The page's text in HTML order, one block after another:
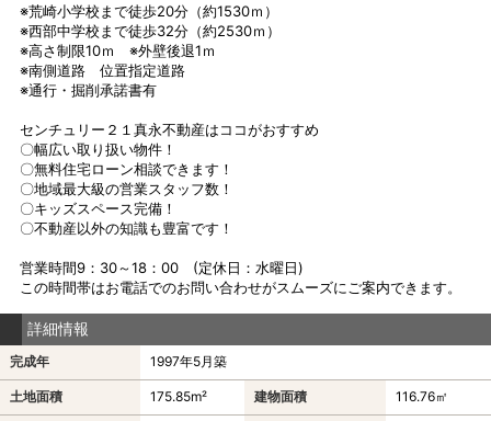
※荒崎小学校まで徒歩20分（約1530ｍ）
※西部中学校まで徒歩32分（約2530ｍ）
※高さ制限10ｍ ※外壁後退1ｍ
※南側道路 位置指定道路
※通行・掘削承諾書有
センチュリー２１真永不動産はココがおすすめ
〇幅広い取り扱い物件！
〇無料住宅ローン相談できます！
〇地域最大級の営業スタッフ数！
〇キッズスペース完備！
〇不動産以外の知識も豊富です！
営業時間9：30～18：00 (定休日：水曜日)
この時間帯はお電話でのお問い合わせがスムーズにご案内できます。
詳細情報
完成年 1997年5月築
土地面積 175.85m² 建物面積 116.76㎡